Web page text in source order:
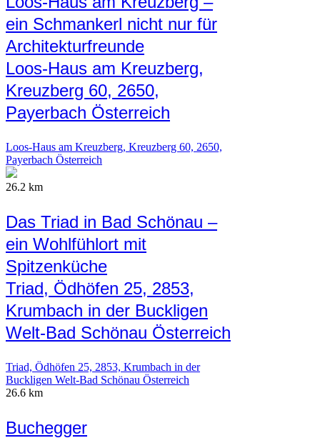
ein Schmankerl nicht nur für
Architekturfreunde
Loos-Haus am Kreuzberg,
Kreuzberg 60, 2650,
Payerbach Österreich
Loos-Haus am Kreuzberg, Kreuzberg 60, 2650,
Payerbach Österreich
26.2 km
Das Triad in Bad Schönau –
ein Wohlfühlort mit
Spitzenküche
Triad, Ödhöfen 25, 2853,
Krumbach in der Buckligen
Welt-Bad Schönau Österreich
Triad, Ödhöfen 25, 2853, Krumbach in der
Buckligen Welt-Bad Schönau Österreich
26.6 km
Buchegger